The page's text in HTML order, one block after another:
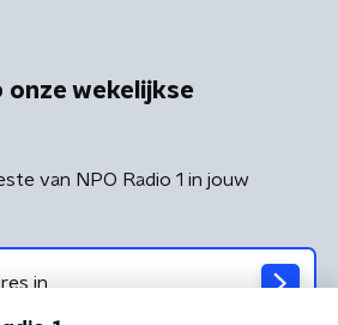
onze wekelijkse
van NPO Radio 1 in jouw